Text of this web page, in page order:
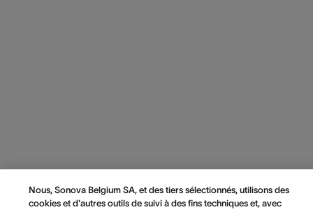
Nous, Sonova Belgium SA, et des tiers sélectionnés, utilisons des
cookies et d'autres outils de suivi à des fins techniques et, avec